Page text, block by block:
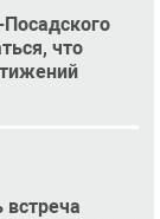
что
встреча